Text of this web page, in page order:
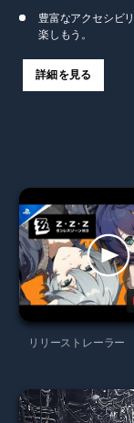
豊富なアクセシビ
楽しもう。
詳細を見る
リリーストレーラー